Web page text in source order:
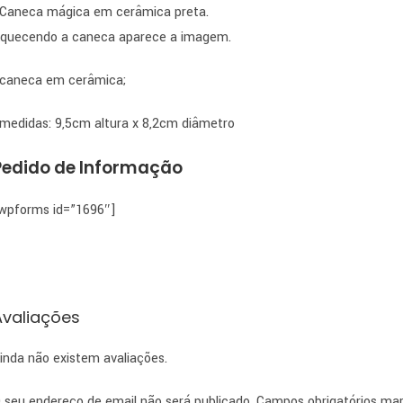
Caneca mágica em cerâmica preta.
a caneca aparece a imagem.
caneca em cerâmica;
medidas: 9,5cm altura x 8,2cm diâmetro
de Informação
id=”1696″]
não existem avaliações.